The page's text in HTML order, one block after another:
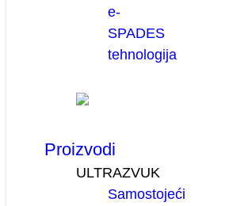
e-
SPADES
tehnologija
Proizvodi
ULTRAZVUK
Samostojeći